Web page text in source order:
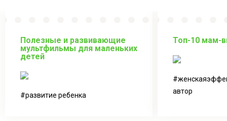
Полезные и развивающие
мультфильмы для маленьких
детей
развитие ребенка
Топ-10 мам-
автор